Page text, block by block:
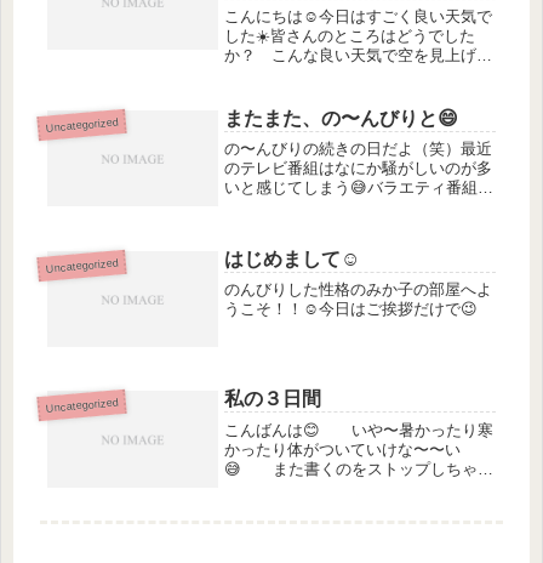
こんにちは☺️今日はすごく良い天気で
した☀️皆さんのところはどうでした
か？ こんな良い天気で空を見上げな
と...... と言うところですが思
い出そうとしても理由は分かりませ...
Uncategorized またまた、の〜んびりと😄
の〜んびりの続きの日だよ（笑）最近
のテレビ番組はなにか騒がしいのが多
いと感じてしまう😅バラエティ番組は
マとかも最近のはワチャワチャしてて
真剣に観てないことがあるな〜🙄これ
は...
Uncategorized はじめまして☺️
のんびりした性格のみか子の部屋へよ
うこそ！！☺️今日はご挨拶だけで😉
Uncategorized 私の３日間
こんばんは😊 いや〜暑かったり寒
かったり体がついていけな〜〜い
😅 また書くのをストップしちゃっ